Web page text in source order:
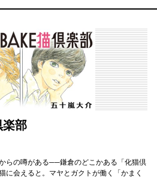
楽部
らの噂がある──鎌倉のどこかある「化猫倶
に会えると。マヤとガクトが働く「かまく